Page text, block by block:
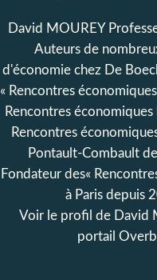
David MOUREY
Auteurs de
d'économie chez De
« Rencontres
Rencontres économiques
Rencontres
Pontault-Combault
Fondateur des«
à Paris depuis
Voir le profil de David
portail